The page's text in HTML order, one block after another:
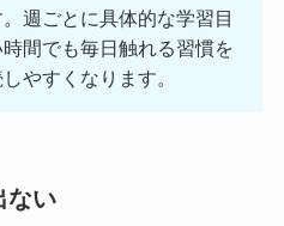
週ごとに具体的な学習目
間でも毎日触れる習慣を
やすくなります。
ない